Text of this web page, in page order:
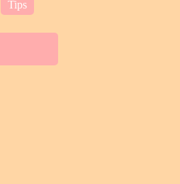
Tips